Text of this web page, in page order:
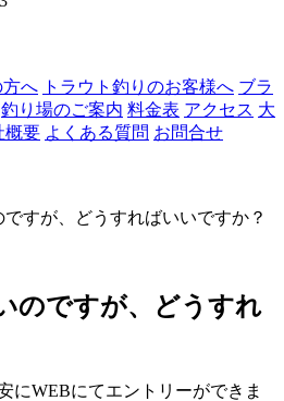
へ トラウト釣りのお客様へ ブラ
釣り場のご案内 料金表 アクセス 大
概要 よくある質問 お問合せ
すが、どうすればいいですか？
のですが、どうすれ
にWEBにてエントリーができま